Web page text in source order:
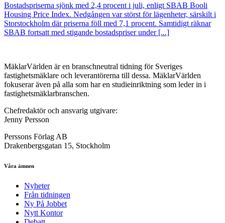
Bostadspriserna sjönk med 2,4 procent i juli, enligt SBAB Booli
Housing Price Index. Nedgången var störst för lägenheter, särskilt i
Storstockholm där priserna föll med 7,1 procent. Samtidigt räknar
SBAB fortsatt med stigande bostadspriser under [...]
MäklarVärlden är en branschneutral tidning för Sveriges
fastighetsmäklare och leverantörerna till dessa. MäklarVärlden
fokuserar även på alla som har en studieinriktning som leder in i
fastighetsmäklarbranschen.
Chefredaktör och ansvarig utgivare:
Jenny Persson
Perssons Förlag AB
Drakenbergsgatan 15, Stockholm
Våra ämnen
Nyheter
Från tidningen
Ny På Jobbet
Nytt Kontor